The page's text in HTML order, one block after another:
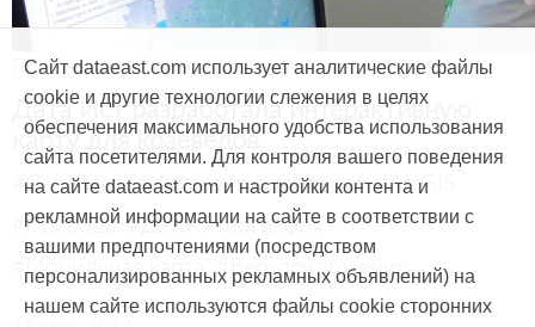
Продукты и услуги
Дата Ист разработала интерактивную
карту для краеведов
#CarryMap #Интерактивная карта #ArcGIS
#Природа #Дети #География
#Мобильная карта #Веб-приложение
Сайт dataeast.com использует аналитические файлы
cookie и другие технологии слежения в целях
обеспечения максимального удобства использования
сайта посетителями. Для контроля вашего поведения
на сайте dataeast.com и настройки контента и
рекламной информации на сайте в соответствии с
вашими предпочтениями (посредством
персонализированных рекламных объявлений) на
нашем сайте используются файлы cookie сторонних